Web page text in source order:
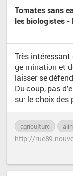
Tomates sans
les biologistes -
Très
germination et
laisser se
Du coup, pas
sur le choix des
agriculture